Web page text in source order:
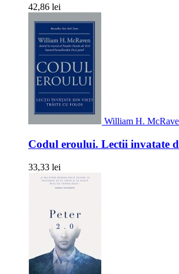
42,86 lei
William H.
Codul eroului. Lectii invatate
33,33 lei